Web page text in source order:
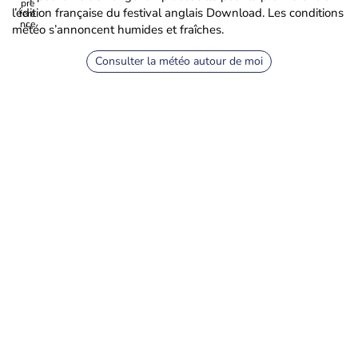
l’édition française du festival anglais Download. Les conditions
météo s’annoncent humides et fraîches.
Consulter la météo autour de moi